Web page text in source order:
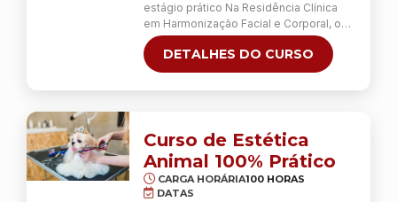
estágio prático Na Residência Clínica
em Harmonização Facial e Corporal, o
aluno irá aprender técnicas avançadas
da Estética Facial e Corporal. O curso
prepara profissionais da área da saúde
para atuarem no mercado da estética,
procedimentos utilizados …Continua
DETALHES DO CURSO
Curso de Estética
Animal 100% Prático
CARGA HORÁRIA100 HORAS
DATAS